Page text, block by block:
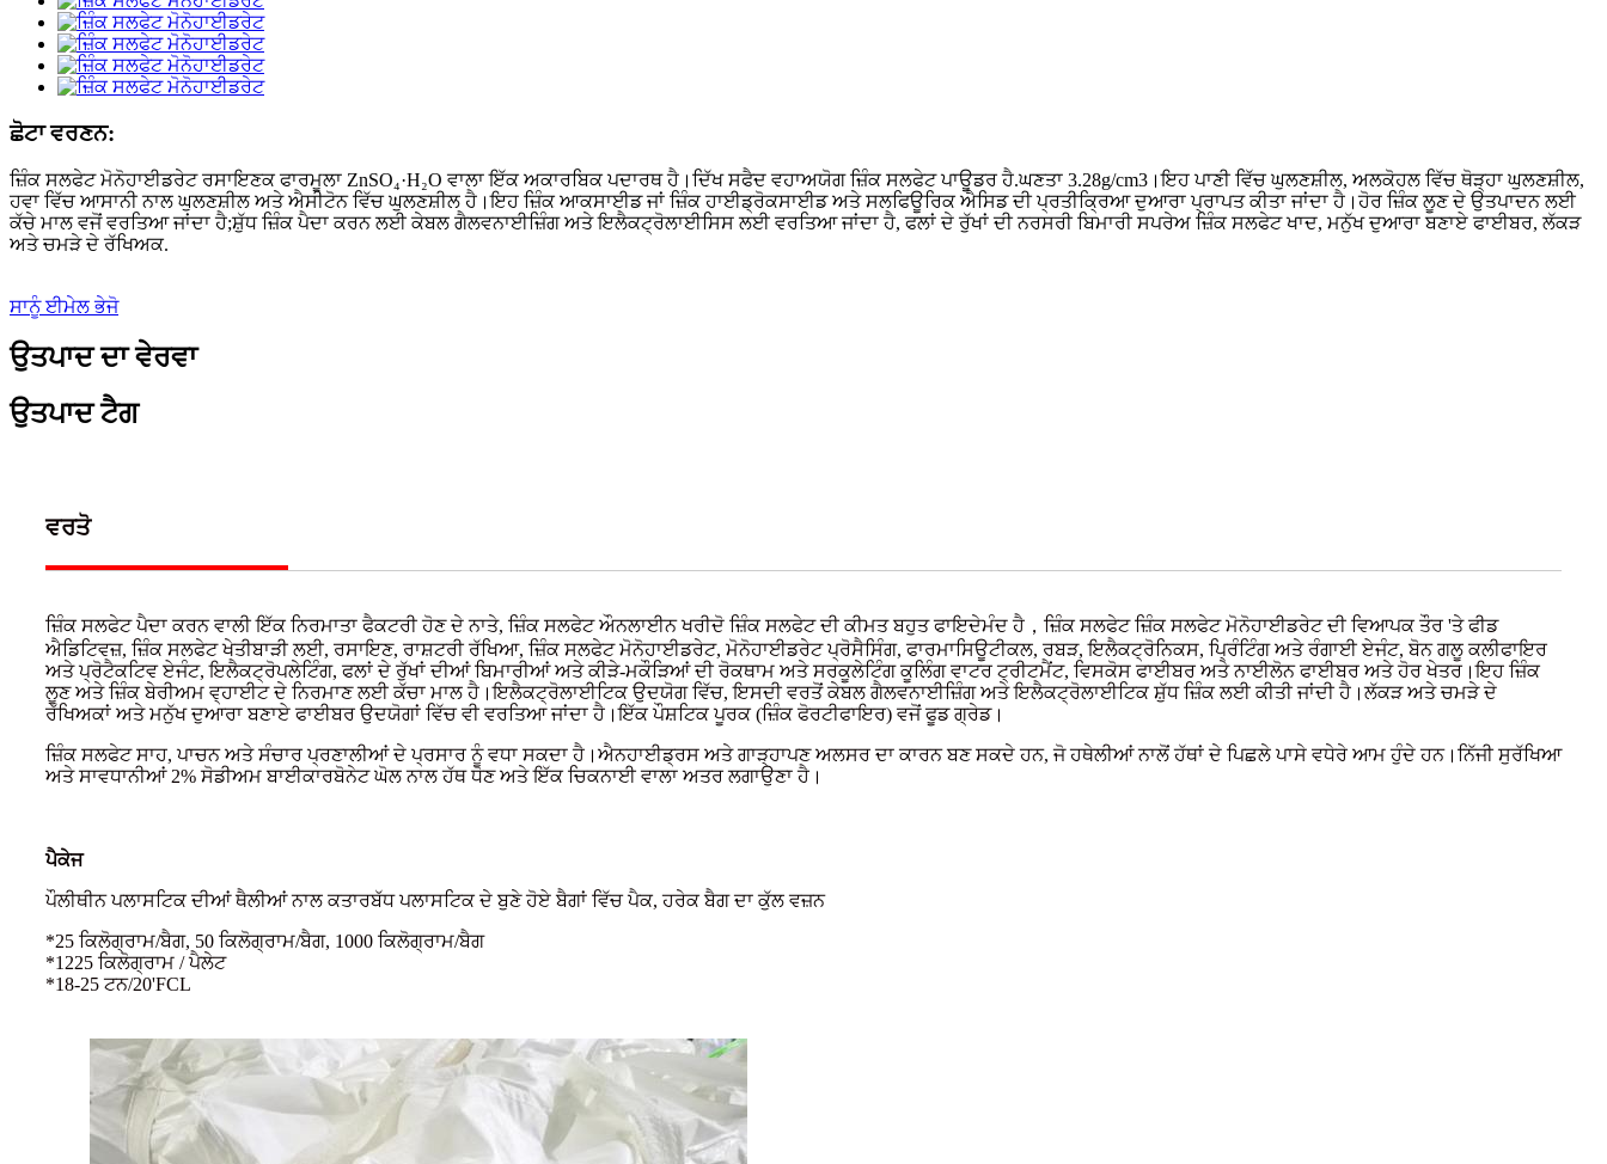
ਛੋਟਾ ਵਰਣਨ:
ਜ਼ਿੰਕ ਸਲਫੇਟ ਮੋਨੋਹਾਈਡਰੇਟ ਰਸਾਇਣਕ ਫਾਰਮੂਲਾ ZnSO₄·H₂O ਵਾਲਾ ਇੱਕ ਅਕਾਰਬਿਕ ਪਦਾਰਥ ਹੈ।ਦਿੱਖ ਸਫੈਦ ਵਹਾਅਯੋਗ ਜ਼ਿੰਕ ਸਲਫੇਟ ਪਾਊਡਰ ਹੈ.ਘਣਤਾ 3.28g/cm3।ਇਹ ਪਾਣੀ ਵਿੱਚ ਘੁਲਣਸ਼ੀਲ, ਅਲਕੋਹਲ ਵਿੱਚ ਥੋੜ੍ਹਾ ਘੁਲਣਸ਼ੀਲ,
ਹਵਾ ਵਿੱਚ ਆਸਾਨੀ ਨਾਲ ਘੁਲਣਸ਼ੀਲ ਅਤੇ ਐਸੀਟੋਨ ਵਿੱਚ ਘੁਲਣਸ਼ੀਲ ਹੈ।ਇਹ ਜ਼ਿੰਕ ਆਕਸਾਈਡ ਜਾਂ ਜ਼ਿੰਕ ਹਾਈਡ੍ਰੋਕਸਾਈਡ ਅਤੇ ਸਲਫਿਊਰਿਕ ਐਸਿਡ ਦੀ ਪ੍ਰਤੀਕ੍ਰਿਆ ਦੁਆਰਾ ਪ੍ਰਾਪਤ ਕੀਤਾ ਜਾਂਦਾ ਹੈ।ਹੋਰ ਜ਼ਿੰਕ ਲੂਣ ਦੇ ਉਤਪਾਦਨ ਲਈ
ਕੱਚੇ ਮਾਲ ਵਜੋਂ ਵਰਤਿਆ ਜਾਂਦਾ ਹੈ;ਸ਼ੁੱਧ ਜ਼ਿੰਕ ਪੈਦਾ ਕਰਨ ਲਈ ਕੇਬਲ ਗੈਲਵਨਾਈਜ਼ਿੰਗ ਅਤੇ ਇਲੈਕਟ੍ਰੋਲਾਈਸਿਸ ਲਈ ਵਰਤਿਆ ਜਾਂਦਾ ਹੈ, ਫਲਾਂ ਦੇ ਰੁੱਖਾਂ ਦੀ ਨਰਸਰੀ ਬਿਮਾਰੀ ਸਪਰੇਅ ਜ਼ਿੰਕ ਸਲਫੇਟ ਖਾਦ, ਮਨੁੱਖ ਦੁਆਰਾ ਬਣਾਏ ਫਾਈਬਰ, ਲੱਕੜ
ਅਤੇ ਚਮੜੇ ਦੇ ਰੱਖਿਅਕ.
ਸਾਨੂੰ ਈਮੇਲ ਭੇਜੋ
ਉਤਪਾਦ ਦਾ ਵੇਰਵਾ
ਉਤਪਾਦ ਟੈਗ
ਵਰਤੋ
ਜ਼ਿੰਕ ਸਲਫੇਟ ਪੈਦਾ ਕਰਨ ਵਾਲੀ ਇੱਕ ਨਿਰਮਾਤਾ ਫੈਕਟਰੀ ਹੋਣ ਦੇ ਨਾਤੇ, ਜ਼ਿੰਕ ਸਲਫੇਟ ਔਨਲਾਈਨ ਖਰੀਦੋ ਜ਼ਿੰਕ ਸਲਫੇਟ ਦੀ ਕੀਮਤ ਬਹੁਤ ਫਾਇਦੇਮੰਦ ਹੈ，ਜ਼ਿੰਕ ਸਲਫੇਟ ਜ਼ਿੰਕ ਸਲਫੇਟ ਮੋਨੋਹਾਈਡਰੇਟ ਦੀ ਵਿਆਪਕ ਤੌਰ 'ਤੇ ਫੀਡ
ਐਡਿਟਿਵਜ਼, ਜ਼ਿੰਕ ਸਲਫੇਟ ਖੇਤੀਬਾੜੀ ਲਈ, ਰਸਾਇਣ, ਰਾਸ਼ਟਰੀ ਰੱਖਿਆ, ਜ਼ਿੰਕ ਸਲਫੇਟ ਮੋਨੋਹਾਈਡਰੇਟ, ਮੋਨੋਹਾਈਡਰੇਟ ਪ੍ਰੋਸੈਸਿੰਗ, ਫਾਰਮਾਸਿਊਟੀਕਲ, ਰਬੜ, ਇਲੈਕਟ੍ਰੋਨਿਕਸ, ਪ੍ਰਿੰਟਿੰਗ ਅਤੇ ਰੰਗਾਈ ਏਜੰਟ, ਬੋਨ ਗਲੂ ਕਲੀਫਾਇਰ
ਅਤੇ ਪ੍ਰੋਟੈਕਟਿਵ ਏਜੰਟ, ਇਲੈਕਟ੍ਰੋਪਲੇਟਿੰਗ, ਫਲਾਂ ਦੇ ਰੁੱਖਾਂ ਦੀਆਂ ਬਿਮਾਰੀਆਂ ਅਤੇ ਕੀੜੇ-ਮਕੌੜਿਆਂ ਦੀ ਰੋਕਥਾਮ ਅਤੇ ਸਰਕੂਲੇਟਿੰਗ ਕੂਲਿੰਗ ਵਾਟਰ ਟ੍ਰੀਟਮੈਂਟ, ਵਿਸਕੋਸ ਫਾਈਬਰ ਅਤੇ ਨਾਈਲੋਨ ਫਾਈਬਰ ਅਤੇ ਹੋਰ ਖੇਤਰ।ਇਹ ਜ਼ਿੰਕ
ਲੂਣ ਅਤੇ ਜ਼ਿੰਕ ਬੇਰੀਅਮ ਵ੍ਹਾਈਟ ਦੇ ਨਿਰਮਾਣ ਲਈ ਕੱਚਾ ਮਾਲ ਹੈ।ਇਲੈਕਟ੍ਰੋਲਾਈਟਿਕ ਉਦਯੋਗ ਵਿੱਚ, ਇਸਦੀ ਵਰਤੋਂ ਕੇਬਲ ਗੈਲਵਨਾਈਜ਼ਿੰਗ ਅਤੇ ਇਲੈਕਟ੍ਰੋਲਾਈਟਿਕ ਸ਼ੁੱਧ ਜ਼ਿੰਕ ਲਈ ਕੀਤੀ ਜਾਂਦੀ ਹੈ।ਲੱਕੜ ਅਤੇ ਚਮੜੇ ਦੇ
ਰੱਖਿਅਕਾਂ ਅਤੇ ਮਨੁੱਖ ਦੁਆਰਾ ਬਣਾਏ ਫਾਈਬਰ ਉਦਯੋਗਾਂ ਵਿੱਚ ਵੀ ਵਰਤਿਆ ਜਾਂਦਾ ਹੈ।ਇੱਕ ਪੌਸ਼ਟਿਕ ਪੂਰਕ (ਜ਼ਿੰਕ ਫੋਰਟੀਫਾਇਰ) ਵਜੋਂ ਫੂਡ ਗ੍ਰੇਡ।
ਜ਼ਿੰਕ ਸਲਫੇਟ ਸਾਹ, ਪਾਚਨ ਅਤੇ ਸੰਚਾਰ ਪ੍ਰਣਾਲੀਆਂ ਦੇ ਪ੍ਰਸਾਰ ਨੂੰ ਵਧਾ ਸਕਦਾ ਹੈ।ਐਨਹਾਈਡ੍ਰਸ ਅਤੇ ਗਾੜ੍ਹਾਪਣ ਅਲਸਰ ਦਾ ਕਾਰਨ ਬਣ ਸਕਦੇ ਹਨ, ਜੋ ਹਥੇਲੀਆਂ ਨਾਲੋਂ ਹੱਥਾਂ ਦੇ ਪਿਛਲੇ ਪਾਸੇ ਵਧੇਰੇ ਆਮ ਹੁੰਦੇ ਹਨ।ਨਿੱਜੀ ਸੁਰੱਖਿਆ
ਅਤੇ ਸਾਵਧਾਨੀਆਂ 2% ਸੋਡੀਅਮ ਬਾਈਕਾਰਬੋਨੇਟ ਘੋਲ ਨਾਲ ਹੱਥ ਧੋਣ ਅਤੇ ਇੱਕ ਚਿਕਨਾਈ ਵਾਲਾ ਅਤਰ ਲਗਾਉਣਾ ਹੈ।
ਪੈਕੇਜ
ਪੌਲੀਥੀਨ ਪਲਾਸਟਿਕ ਦੀਆਂ ਥੈਲੀਆਂ ਨਾਲ ਕਤਾਰਬੱਧ ਪਲਾਸਟਿਕ ਦੇ ਬੁਣੇ ਹੋਏ ਬੈਗਾਂ ਵਿੱਚ ਪੈਕ, ਹਰੇਕ ਬੈਗ ਦਾ ਕੁੱਲ ਵਜ਼ਨ
*25 ਕਿਲੋਗ੍ਰਾਮ/ਬੈਗ, 50 ਕਿਲੋਗ੍ਰਾਮ/ਬੈਗ, 1000 ਕਿਲੋਗ੍ਰਾਮ/ਬੈਗ
*1225 ਕਿਲੋਗ੍ਰਾਮ / ਪੈਲੇਟ
*18-25 ਟਨ/20'FCL